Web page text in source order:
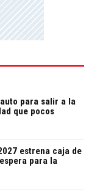
para salir a la
que pocos
estrena caja de
para la